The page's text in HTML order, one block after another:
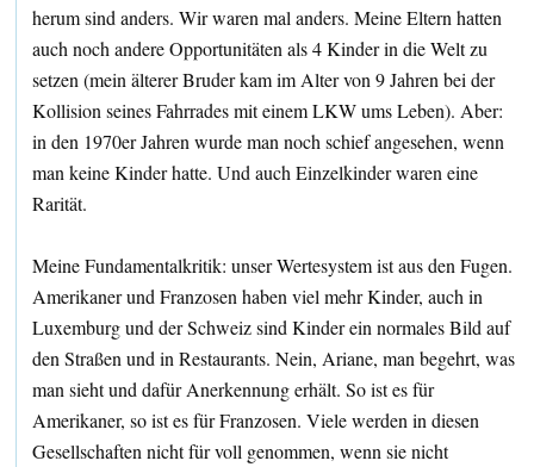
herum sind anders. Wir waren mal anders. Meine Eltern hatten
auch noch andere Opportunitäten als 4 Kinder in die Welt zu
setzen (mein älterer Bruder kam im Alter von 9 Jahren bei der
Kollision seines Fahrrades mit einem LKW ums Leben). Aber:
in den 1970er Jahren wurde man noch schief angesehen, wenn
man keine Kinder hatte. Und auch Einzelkinder waren eine
Rarität.
Meine Fundamentalkritik: unser Wertesystem ist aus den Fugen.
Amerikaner und Franzosen haben viel mehr Kinder, auch in
Luxemburg und der Schweiz sind Kinder ein normales Bild auf
den Straßen und in Restaurants. Nein, Ariane, man begehrt, was
man sieht und dafür Anerkennung erhält. So ist es für
Amerikaner, so ist es für Franzosen. Viele werden in diesen
Gesellschaften nicht für voll genommen, wenn sie nicht